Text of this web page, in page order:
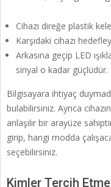
Cihazı direğe plastik
Karşıdaki cihazı
Arkasına geçip LED
sinyal o kadar güçlüdür.
Bilgisayara ihtiyaç
bulabilirsiniz. Ayrıca cihazın
anlaşılır bir arayüze
girip, hangi modda
seçebilirsiniz.
Kimler Tercih